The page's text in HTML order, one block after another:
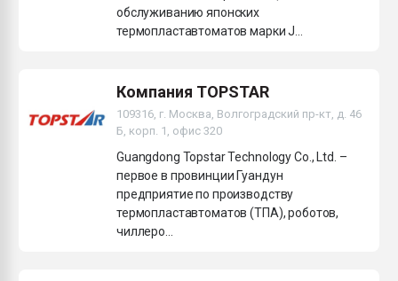
обслуживанию японских
термопластавтоматов марки J...
Компания TOPSTAR
109316, г. Москва, Волгоградский пр-кт, д. 46
Б, корп. 1, офис 320
Guangdong Topstar Technology Co., Ltd. –
первое в провинции Гуандун
предприятие по производству
термопластавтоматов (ТПА), роботов,
чиллеро...